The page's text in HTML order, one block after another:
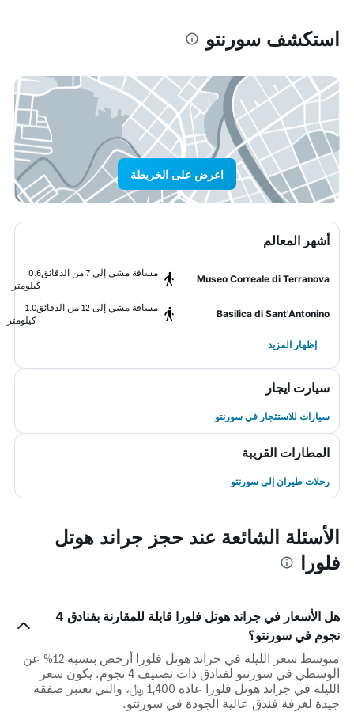
استكشف سورنتو
اعرض على الخريطة
أشهر المعالم
Museo Correale di Terranova
مسافة مشي إلى 7 من الدقائق
0.6
كيلومتر
Basilica di Sant'Antonino
مسافة مشي إلى 12 من الدقائق
1.0
كيلومتر
إظهار المزيد
سيارت ايجار
سيارات للاستئجار في سورنتو
المطارات القريبة
رحلات طيران إلى سورنتو
الأسئلة الشائعة عند حجز جراند هوتل
فلورا
هل الأسعار في جراند هوتل فلورا قابلة للمقارنة بفنادق 4
نجوم في سورنتو؟
متوسط سعر الليلة في جراند هوتل فلورا أرخص بنسبة 12% عن
الوسطي في سورنتو لفنادق ذات تصنيف 4 نجوم. يكون سعر
الليلة في جراند هوتل فلورا عادة 1,400 ﷼، والتي تعتبر صفقة
جيدة لغرفة فندق عالية الجودة في سورنتو.